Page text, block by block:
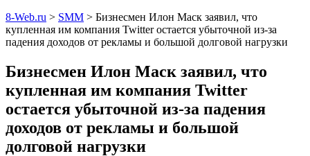
8-Web.ru > SMM > Бизнесмен Илон Маск заявил, что
купленная им компания Twitter остается убыточной из-за
падения доходов от рекламы и большой долговой нагрузки
Бизнесмен Илон Маск заявил, что
купленная им компания Twitter
остается убыточной из-за падения
доходов от рекламы и большой
долговой нагрузки